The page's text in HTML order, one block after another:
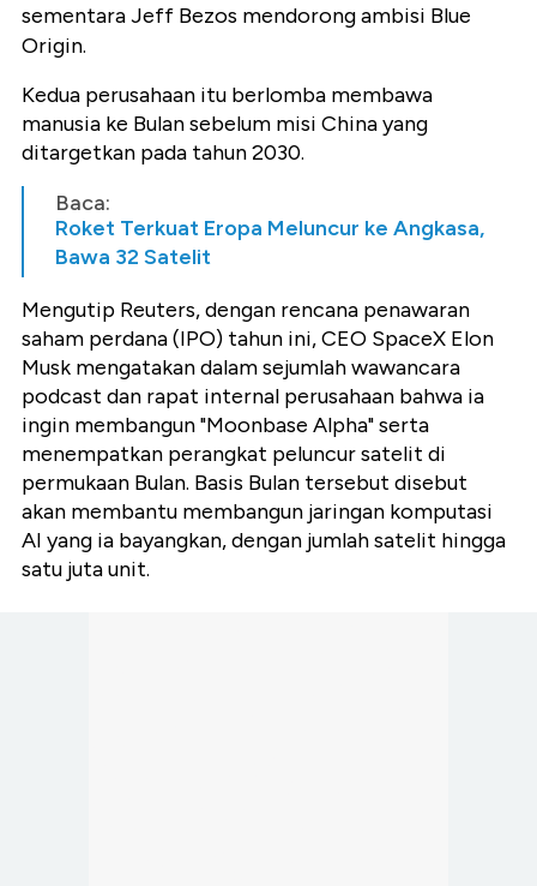
sementara Jeff Bezos mendorong ambisi Blue
Origin.
Kedua perusahaan itu berlomba membawa
manusia ke Bulan sebelum misi China yang
ditargetkan pada tahun 2030.
Baca:
Roket Terkuat Eropa Meluncur ke Angkasa,
Bawa 32 Satelit
Mengutip Reuters, dengan rencana penawaran
saham perdana (IPO) tahun ini, CEO SpaceX Elon
Musk mengatakan dalam sejumlah wawancara
podcast dan rapat internal perusahaan bahwa ia
ingin membangun "Moonbase Alpha" serta
menempatkan perangkat peluncur satelit di
permukaan Bulan. Basis Bulan tersebut disebut
akan membantu membangun jaringan komputasi
AI yang ia bayangkan, dengan jumlah satelit hingga
satu juta unit.